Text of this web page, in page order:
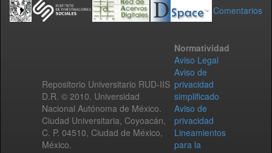
Comentarios
Repositorio Universitario RUD-IIS
D.R. © 2010. Universidad
Nacional Autónoma de México.
Ciudad Universitaria, Coyoacán,
C. P. 04510, Ciudad de México,
México.
Normatividad
Aviso Legal
Aviso de
privacidad
simplificado
Aviso de
privacidad
Lineamientos
para la